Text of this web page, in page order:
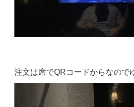
注文は席でQRコードからなので